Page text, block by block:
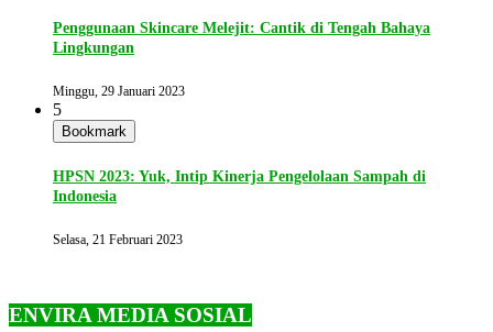
Penggunaan Skincare Melejit: Cantik di Tengah Bahaya
Lingkungan
Minggu, 29 Januari 2023
5
Bookmark
HPSN 2023: Yuk, Intip Kinerja Pengelolaan Sampah di
Indonesia
Selasa, 21 Februari 2023
ENVIRA MEDIA SOSIAL